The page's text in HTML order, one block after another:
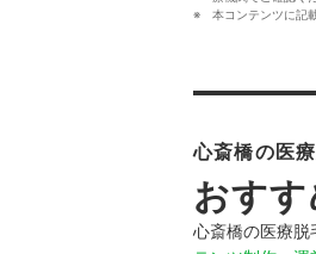
本コンテンツに記
心斎橋の医
おす
心斎橋の医療脱